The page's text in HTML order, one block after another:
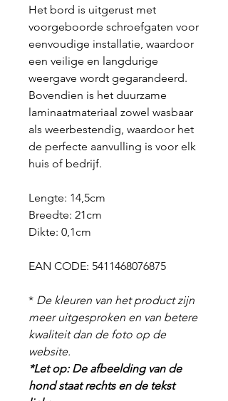
Het bord is uitgerust met
voorgeboorde schroefgaten voor
eenvoudige installatie, waardoor
een veilige en langdurige
weergave wordt gegarandeerd.
Bovendien is het duurzame
laminaatmateriaal zowel wasbaar
als weerbestendig, waardoor het
de perfecte aanvulling is voor elk
huis of bedrijf.
Lengte: 14,5cm
Breedte: 21cm
Dikte: 0,1cm
EAN CODE: 5411468076875
* De kleuren van het product zijn
meer uitgesproken en van betere
kwaliteit dan de foto op de
website.
*Let op: De afbeelding van de
hond staat rechts en de tekst